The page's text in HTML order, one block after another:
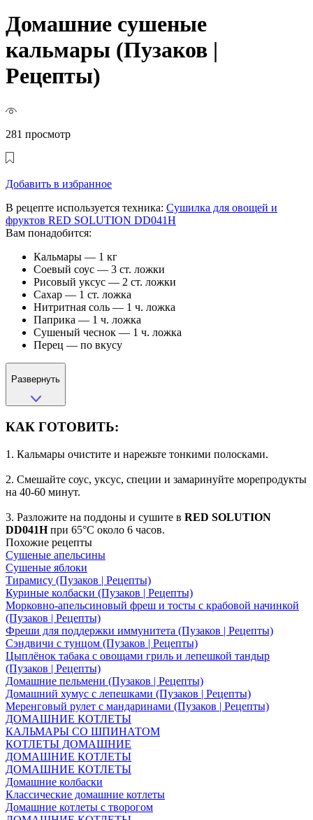
Домашние сушеные
кальмары (Пузаков |
Рецепты)
281 просмотр
Добавить в избранное
В рецепте используется техника: Сушилка для овощей и
фруктов RED SOLUTION DD041H
Вам понадобится:
Кальмары — 1 кг
Соевый соус — 3 ст. ложки
Рисовый уксус — 2 ст. ложки
Сахар — 1 ст. ложка
Нитритная соль — 1 ч. ложка
Паприка — 1 ч. ложка
Сушеный чеснок — 1 ч. ложка
Перец — по вкусу
Развернуть
КАК ГОТОВИТЬ:
1. Кальмары очистите и нарежьте тонкими полосками.
2. Смешайте соус, уксус, специи и замаринуйте морепродукты
на 40-60 минут.
3. Разложите на поддоны и сушите в RED SOLUTION
DD041Hпри 65°C около 6 часов.
Похожие рецепты
Сушеные апельсины
Сушеные яблоки
Тирамису (Пузаков | Рецепты)
Куриные колбаски (Пузаков | Рецепты)
Морковно-апельсиновый фреш и тосты с крабовой начинкой
(Пузаков | Рецепты)
Фреши для поддержки иммунитета (Пузаков | Рецепты)
Сэндвичи с тунцом (Пузаков | Рецепты)
Цыплёнок табака с овощами гриль и лепешкой тандыр
(Пузаков | Рецепты)
Домашние пельмени (Пузаков | Рецепты)
Домашний хумус с лепешками (Пузаков | Рецепты)
Меренговый рулет с мандаринами (Пузаков | Рецепты)
ДОМАШНИЕ КОТЛЕТЫ
КАЛЬМАРЫ СО ШПИНАТОМ
КОТЛЕТЫ ДОМАШНИЕ
ДОМАШНИЕ КОТЛЕТЫ
ДОМАШНИЕ КОТЛЕТЫ
Домашние колбаски
Классические домашние котлеты
Домашние котлеты с творогом